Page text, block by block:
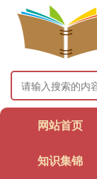
网站首页
知识集锦